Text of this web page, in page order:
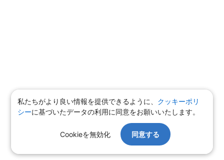
私たちがより良い情報を提供できるように、 クッキーポリ
シーに基づいたデータの利用に同意をお願いいたします。
Cookieを無効化 同意する